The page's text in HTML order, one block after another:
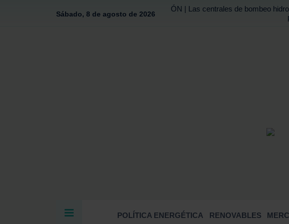
Sábado, 8 de agosto de 2026
ÓN | Las centrales de bombeo
POLÍTICA ENERGÉTICA RENOVABLES